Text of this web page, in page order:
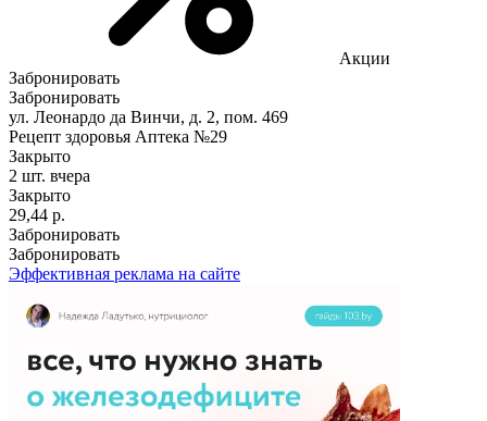
Акции
Забронировать
Забронировать
ул. Леонардо да Винчи, д. 2, пом. 469
Рецепт здоровья Аптека №29
Закрыто
2 шт. вчера
Закрыто
29,44 р.
Забронировать
Забронировать
Эффективная реклама на сайте